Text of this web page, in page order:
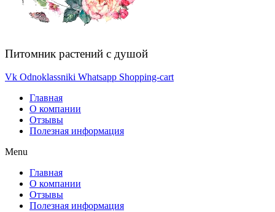
Питомник растений с душой
Vk Odnoklassniki Whatsapp Shopping-cart
Главная
О компании
Отзывы
Полезная информация
Menu
Главная
О компании
Отзывы
Полезная информация